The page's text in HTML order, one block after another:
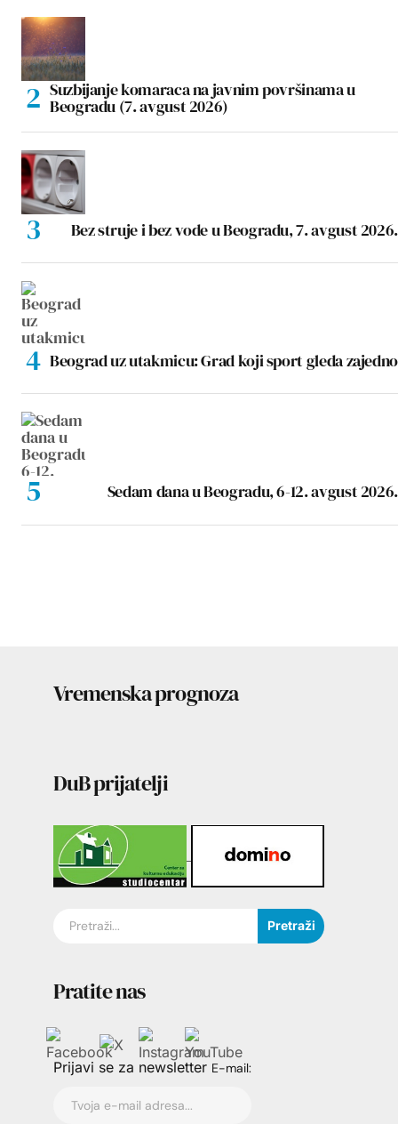
Suzbijanje komaraca na javnim površinama u
Beogradu (7. avgust 2026)
Bez struje i bez vode u Beogradu, 7. avgust 2026.
Beograd uz utakmicu: Grad koji sport gleda zajedno
Sedam dana u Beogradu, 6-12. avgust 2026.
Vremenska prognoza
DuB prijatelji
Pretraži
Pratite nas
Prijavi se za newsletter E-mail: